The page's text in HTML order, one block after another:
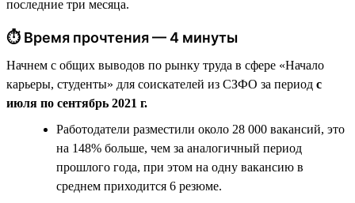
последние три месяца.
⏱ Время прочтения — 4 минуты
Начнем с общих выводов по рынку труда в сфере «Начало
карьеры, студенты» для соискателей из СЗФО за период с
июля по сентябрь 2021 г.
Работодатели разместили около 28 000 вакансий, это
на 148% больше, чем за аналогичный период
прошлого года, при этом на одну вакансию в
среднем приходится 6 резюме.